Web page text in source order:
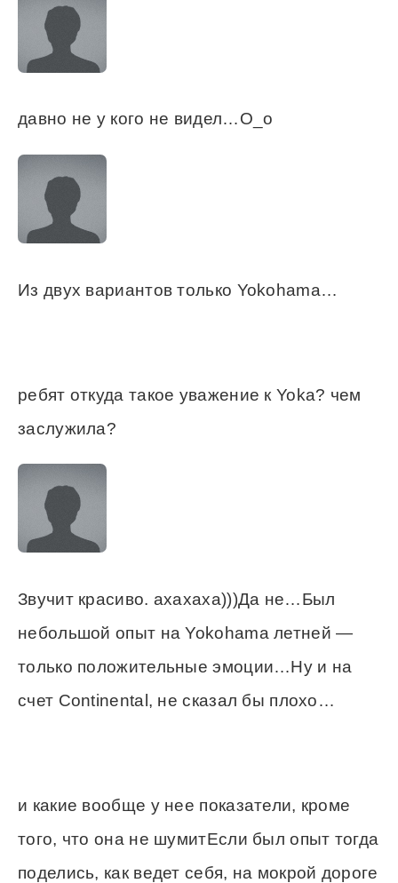
давно не у кого не видел…O_o
Из двух вариантов только Yokohama…
ребят откуда такое уважение к Yoka? чем
заслужила?
Звучит красиво. ахахаха)))Да не…Был
небольшой опыт на Yokohama летней —
только положительные эмоции…Ну и на
счет Continental, не сказал бы плохо…
и какие вообще у нее показатели, кроме
того, что она не шумитЕсли был опыт тогда
поделись, как ведет себя, на мокрой дороге